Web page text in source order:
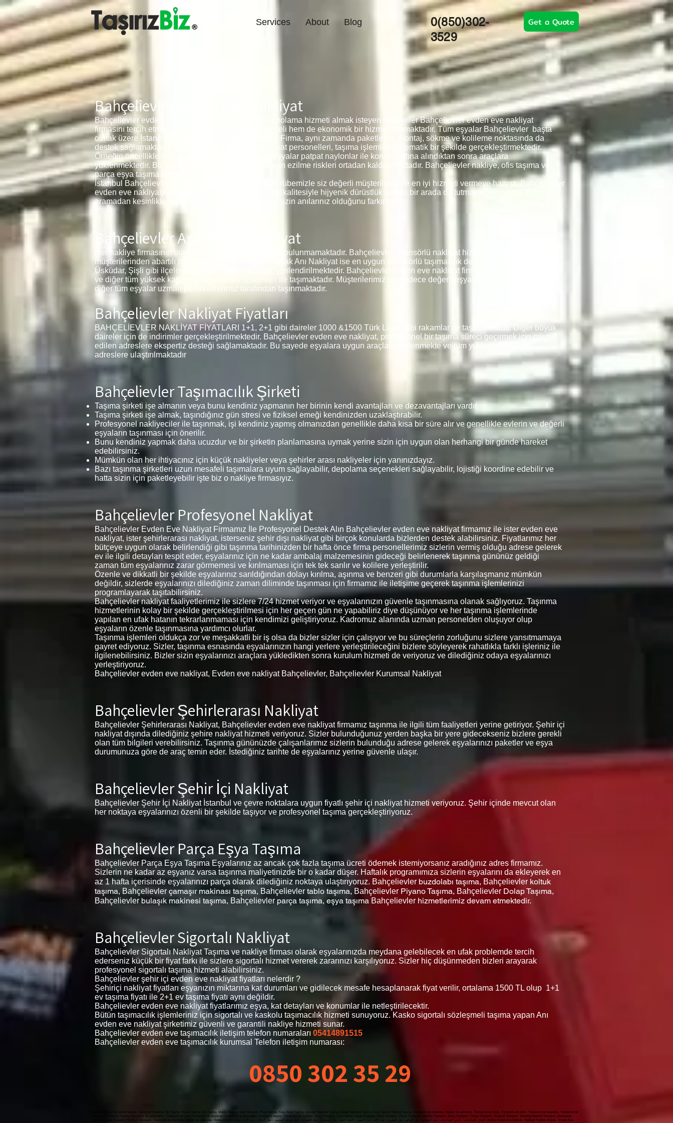
Services About Blog
0(850)302-
3529
Get a Quote
Bahçelievler Evden Eve Nakliyat
Bahçelievler evden eve nakliyat ve Bahçelievler depolama hizmeti almak isteyen müşteriler Bahçelievler evden eve nakliyat
firmasını tercih etmektedir. Çünkü firmamız hem kaliteli hem de ekonomik bir hizmet sunmaktadır. Tüm eşyalar Bahçelievler başta
olmak üzere İstanbul’un 39 ilçesine götürülmektedir. Firma, aynı zamanda paketleme, montaj, sökme ve kolileme noktasında da
destek sağlamaktadır. Bahçelievler evden eve nakliyat personelleri, taşıma işlemleri sistematik bir şekilde gerçekleştirmektedir.
Örneğin öncellikle mobilyalar, bazalar veya beyaz eşyalar patpat naylonlar ile koruma altına alındıktan sonra araçlara
yüklenmektedir. Bu sayede hassas olan malzemelerin ezilme riskleri ortadan kaldırılmaktadır. Bahçelievler nakliye, ofis taşıma ve
parça eşya taşıma desteği de sağlamaktadır.
İstanbul Bahçelievler Evden Eve Nakliyat 5 Yıllık tecrübemizle siz değerli müşterilerimize en iyi hizmeti vermeye hazırız. Bahçelievler
evden eve nakliyat ANI NAKLİYAT olarak birinci sınıf kalitesiyle hijyenik dürüstlük kaliteli bir arada da tutmaya çalışıyoruz. Bizi
aramadan kesinlikle taşınmayınız çünkü eşyalarınız sizin anılarınız olduğunu farkındayız.
Bahçelievler Asansörlü Nakliyat
Her nakliye firmasının bünyesinde asansör sistemleri bulunmamaktadır. Bahçelievler asansörlü nakliyat hizmeti veren firmalarda
müşterilerinden abartılı rakamlar talep etmektedir. Ancak Anı Nakliyat ise en uygun asansörlü taşımacılık desteğini sağlamaktadır.
Üsküdar, Şişli gibi ilçelere aynı gün içerisinde araç yönlendirilmektedir. Bahçelievler evden eve nakliyat firmamız rezidansları, siteleri
ve diğer tüm yüksek katlı binaları asansör sistemleri ile taşımaktadır. Müşterilerimiz ise sadece değerli eşyalarını yanına almakta ve
diğer tüm eşyalar uzman personellerimiz tarafından taşınmaktadır.
Bahçelievler Nakliyat Fiyatları
BAHÇELİEVLER NAKLİYAT FİYATLARI 1+1, 2+1 gibi daireler 1000 &1500 Türk Lirası gibi rakamlar ile taşınmaktadır. Diğer büyük
daireler için de indirimler gerçekleştirilmektedir. Bahçelievler evden eve nakliyat, profesyonel bir taşıma süreci geçirmek için talep
edilen adreslere ekspertiz desteği sağlamaktadır. Bu sayede eşyalara uygun araçlar belirlenmekte ve tüm yükler tek seferde
adreslere ulaştırılmaktadır
Bahçelievler Taşımacılık Şirketi
Taşıma şirketi işe almanın veya bunu kendiniz yapmanın her birinin kendi avantajları ve dezavantajları vardır.
Taşıma şirketi işe almak, taşındığınız gün stresi ve fiziksel emeği kendinizden uzaklaştırabilir.
Profesyonel nakliyeciler ile taşınmak, işi kendiniz yapmış olmanızdan genellikle daha kısa bir süre alır ve genellikle evlerin ve değerli
eşyaların taşınması için önerilir.
Bunu kendiniz yapmak daha ucuzdur ve bir şirketin planlamasına uymak yerine sizin için uygun olan herhangi bir günde hareket
edebilirsiniz.
Mümkün olan her ihtiyacınız için küçük nakliyeler veya şehirler arası nakliyeler için yanınızdayız.
Bazı taşınma şirketleri uzun mesafeli taşımalara uyum sağlayabilir, depolama seçenekleri sağlayabilir, lojistiği koordine edebilir ve
hatta sizin için paketleyebilir işte biz o nakliye firmasıyız.
Bahçelievler Profesyonel Nakliyat
Bahçelievler Evden Eve Nakliyat Firmamız İle Profesyonel Destek Alın Bahçelievler evden eve nakliyat firmamız ile ister evden eve
nakliyat, ister şehirlerarası nakliyat, isterseniz şehir dışı nakliyat gibi birçok konularda bizlerden destek alabilirsiniz. Fiyatlarımız her
bütçeye uygun olarak belirlendiği gibi taşınma tarihinizden bir hafta önce firma personellerimiz sizlerin vermiş olduğu adrese gelerek
ev ile ilgili detayları tespit eder, eşyalarınız için ne kadar ambalaj malzemesinin gideceği belirlenerek taşınma gününüz geldiği
zaman tüm eşyalarınız zarar görmemesi ve kırılmaması için tek tek sarılır ve kolilere yerleştirilir.
Özenle ve dikkatli bir şekilde eşyalarınız sarıldığından dolayı kırılma, aşınma ve benzeri gibi durumlarla karşılaşmanız mümkün
değildir, sizlerde eşyalarınızı dilediğiniz zaman diliminde taşınması için firmamız ile iletişime geçerek taşınma işlemlerinizi
programlayarak taşıtabilirsiniz.
Bahçelievler nakliyat faaliyetlerimiz ile sizlere 7/24 hizmet veriyor ve eşyalarınızın güvenle taşınmasına olanak sağlıyoruz. Taşınma
hizmetlerinin kolay bir şekilde gerçekleştirilmesi için her geçen gün ne yapabiliriz diye düşünüyor ve her taşınma işlemlerinde
yapılan en ufak hatanın tekrarlanmaması için kendimizi geliştiriyoruz. Kadromuz alanında uzman personelden oluşuyor olup
eşyaların özenle taşınmasına yardımcı olurlar.
Taşınma işlemleri oldukça zor ve meşakkatli bir iş olsa da bizler sizler için çalışıyor ve bu süreçlerin zorluğunu sizlere yansıtmamaya
gayret ediyoruz. Sizler, taşınma esnasında eşyalarınızın hangi yerlere yerleştirileceğini bizlere söyleyerek rahatlıkla farklı işleriniz ile
ilgilenebilirsiniz. Bizler sizin eşyalarınızı araçlara yükledikten sonra kurulum hizmeti de veriyoruz ve dilediğiniz odaya eşyalarınızı
yerleştiriyoruz.
Bahçelievler evden eve nakliyat, Evden eve nakliyat Bahçelievler, Bahçelievler Kurumsal Nakliyat
Bahçelievler Şehirlerarası Nakliyat
Bahçelievler Şehirlerarası Nakliyat, Bahçelievler evden eve nakliyat firmamız taşınma ile ilgili tüm faaliyetleri yerine getiriyor. Şehir içi
nakliyat dışında dilediğiniz şehire nakliyat hizmeti veriyoruz. Sizler bulunduğunuz yerden başka bir yere gidecekseniz bizlere gerekli
olan tüm bilgileri verebilirsiniz. Taşınma gününüzde çalışanlarımız sizlerin bulunduğu adrese gelerek eşyalarınızı paketler ve eşya
durumunuza göre de araç temin eder. İstediğiniz tarihte de eşyalarınız yerine güvenle ulaşır.
Bahçelievler Şehir İçi Nakliyat
Bahçelievler Şehir İçi Nakliyat İstanbul ve çevre noktalara uygun fiyatlı şehir içi nakliyat hizmeti veriyoruz. Şehir içinde mevcut olan
her noktaya eşyalarınızı özenli bir şekilde taşıyor ve profesyonel taşıma gerçekleştiriyoruz.
Bahçelievler Parça Eşya Taşıma
Bahçelievler Parça Eşya Taşıma Eşyalarınız az ancak çok fazla taşıma ücreti ödemek istemiyorsanız aradığınız adres firmamız.
Sizlerin ne kadar az eşyanız varsa taşınma maliyetinizde bir o kadar düşer. Haftalık programımıza sizlerin eşyalarını da ekleyerek en
az 1 hafta içerisinde eşyalarınızı parça olarak dilediğiniz noktaya ulaştırıyoruz. Bahçelievler buzdolabı taşıma, Bahçelievler koltuk
taşıma, Bahçelievler çamaşır makinası taşıma, Bahçelievler tablo taşıma, Bahçelievler Piyano Taşıma, Bahçelievler Dolap Taşıma,
Bahçelievler bulaşık makinesi taşıma, Bahçelievler parça taşıma, eşya taşıma Bahçelievler hizmetlerimiz devam etmektedir.
Bahçelievler Sigortalı Nakliyat
Bahçelievler Sigortalı Nakliyat Taşıma ve nakliye firması olarak eşyalarınızda meydana gelebilecek en ufak problemde tercih
ederseniz küçük bir fiyat farkı ile sizlere sigortalı hizmet vererek zararınızı karşılıyoruz. Sizler hiç düşünmeden bizleri arayarak
profesyonel sigortalı taşıma hizmeti alabilirsiniz.
Bahçelievler şehir içi evden eve nakliyat fiyatları nelerdir ?
Şehiriçi nakliyat fiyatları eşyanızın miktarına kat durumları ve gidilecek mesafe hesaplanarak fiyat verilir, ortalama 1500 TL olup 1+1
ev taşıma fiyatı ile 2+1 ev taşıma fiyatı aynı değildir.
Bahçelievler evden eve nakliyat fiyatlarımız eşya, kat detayları ve konumlar ile netleştirilecektir.
Bütün taşımacılık işlemleriniz için sigortalı ve kaskolu taşımacılık hizmeti sunuyoruz. Kasko sigortalı sözleşmeli taşıma yapan Anı
evden eve nakliyat şirketimiz güvenli ve garantili nakliye hizmeti sunar.
Bahçelievler evden eve taşımacılık iletişim telefon numaraları 05414891515
Bahçelievler evden eve taşımacılık kurumsal Telefon iletişim numarası:
0850 302 35 29
Ataköy Nakliyat, Kamyonet Nakliye, Kamyonet Kiralama, Yük Taşıma, Piyano Taşıma, Koli Taşıma, Makina Taşıma, çeyiz Nakliyesi, Pikap Nakliye, Koşu Bandı Taşıma, Çamaşır Makinesi Taşıma, Bulaşık Makinesi Taşıma ,Kasa Taşıma, Mobilya Taşıma, Transporte de camiones, Alquiler de camiones, Transporte de carga, Transporte de piano, Transporte de paquetes, Transporte de
máquinas, Transporte Dowery, Transporte de camionetas, Transporte en cinta, Transporte de lavadoras, Transporte de lavavajillas, Transporte seguro, Transporte de muebles, Truck Transport, Truck Rental, Cargo Transport, Piano Transport, Parcel Transport, Machine Transport, dowry Transport, Pickup Transport, Treadmill Transport, Washing Machine Transport, Dishwasher
Transport, Case Transport, Furniture Transport, Transporte de camiones, Alquiler de camiones, Transporte de carga, النقل بالشاحنات ، تأجير الشاحنات ، نقل البضائع ، نقل البيانو ، نقل الطرود ، نقل الآلة ، نقل المهور ، النقل لاقط ، نقل المطحنة ، نقل الغسالة ، نقل غسالة الصحون ، نقل الحالة ، نقل الأثاث, Ataköy Evden Eve nakliyat, Nakliyat Fiyatları Ataköy , Evden Eve